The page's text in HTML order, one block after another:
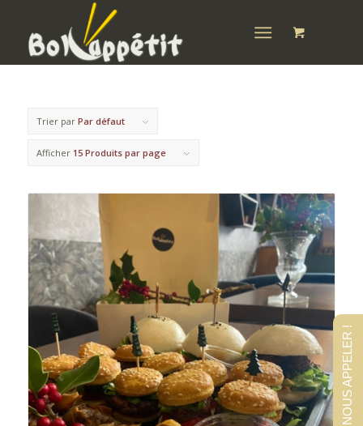
Trier par Par défaut
Afficher 15 Produits par page
NOUS APPELER !